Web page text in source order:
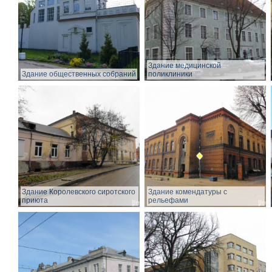
Здание общественных собраний
Здание медицинской
поликлиники
Здание Королевского сиротского
приюта
Здание комендатуры с
рельефами